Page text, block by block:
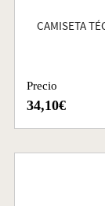
CAMISETA
Precio
34,10€